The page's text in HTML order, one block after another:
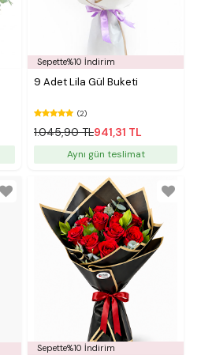
Sepette%10 İndirim
9 Adet Lila Gül Buketi
(2)
1.045,90 TL941,31 TL
Aynı gün teslimat
Sepette%10 İndirim